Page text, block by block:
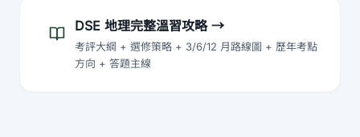
DSE 地理完整溫習攻略 →
考評大綱 + 選修策略 + 3/6/12 月路線圖 + 歷年考點
方向 + 答題主線